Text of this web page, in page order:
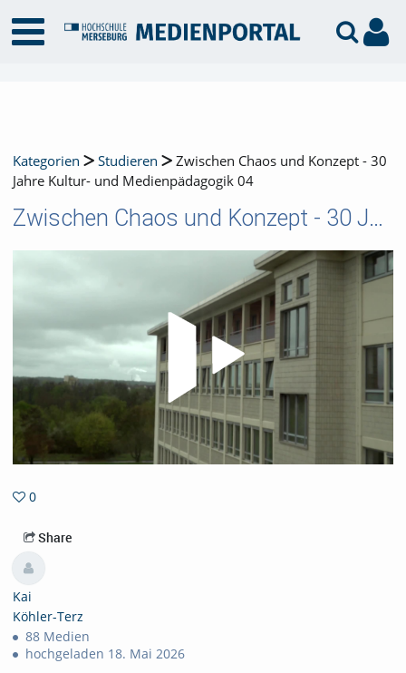
Kategorien Studieren
Zwischen Chaos und Konzept - 30
Jahre Kultur- und Medienpädagogik 04
Zwischen Chaos und Konzept - 30 Jahre Kultur- und Medienpädagogik 04
0
Share
Kai
Köhler-Terz
88 Medien
hochgeladen 18. Mai 2026